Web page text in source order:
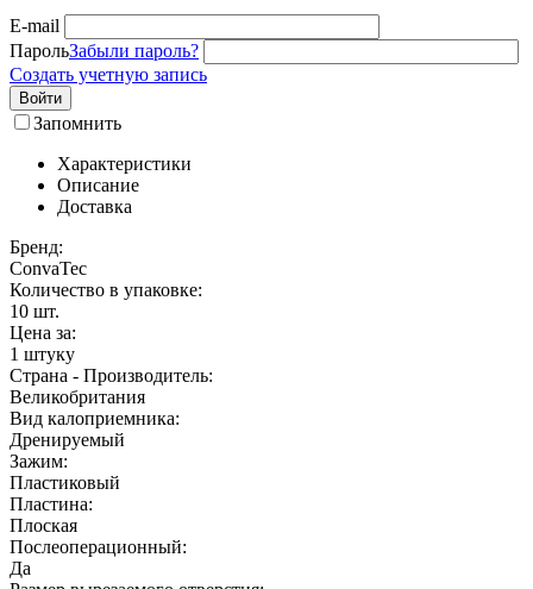
E-mail
ПарольЗабыли пароль?
Создать учетную запись
Войти
Запомнить
Характеристики
Описание
Доставка
Бренд:
ConvaTec
Количество в упаковке:
10 шт.
Цена за:
1 штуку
Страна - Производитель:
Великобритания
Вид калоприемника:
Дренируемый
Зажим:
Пластиковый
Пластина:
Плоская
Послеоперационный:
Да